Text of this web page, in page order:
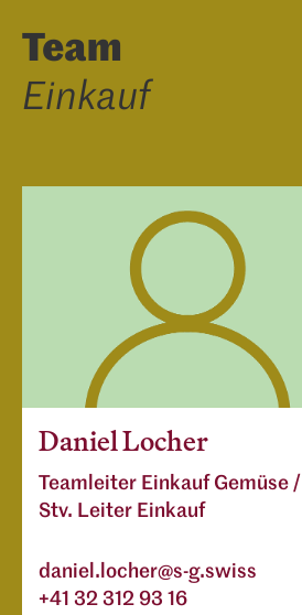
Team
Einkauf
Daniel Locher
Teamleiter Einkauf Gemüse /
Stv. Leiter Einkauf
daniel.locher@s-g.swiss
+41 32 312 93 16